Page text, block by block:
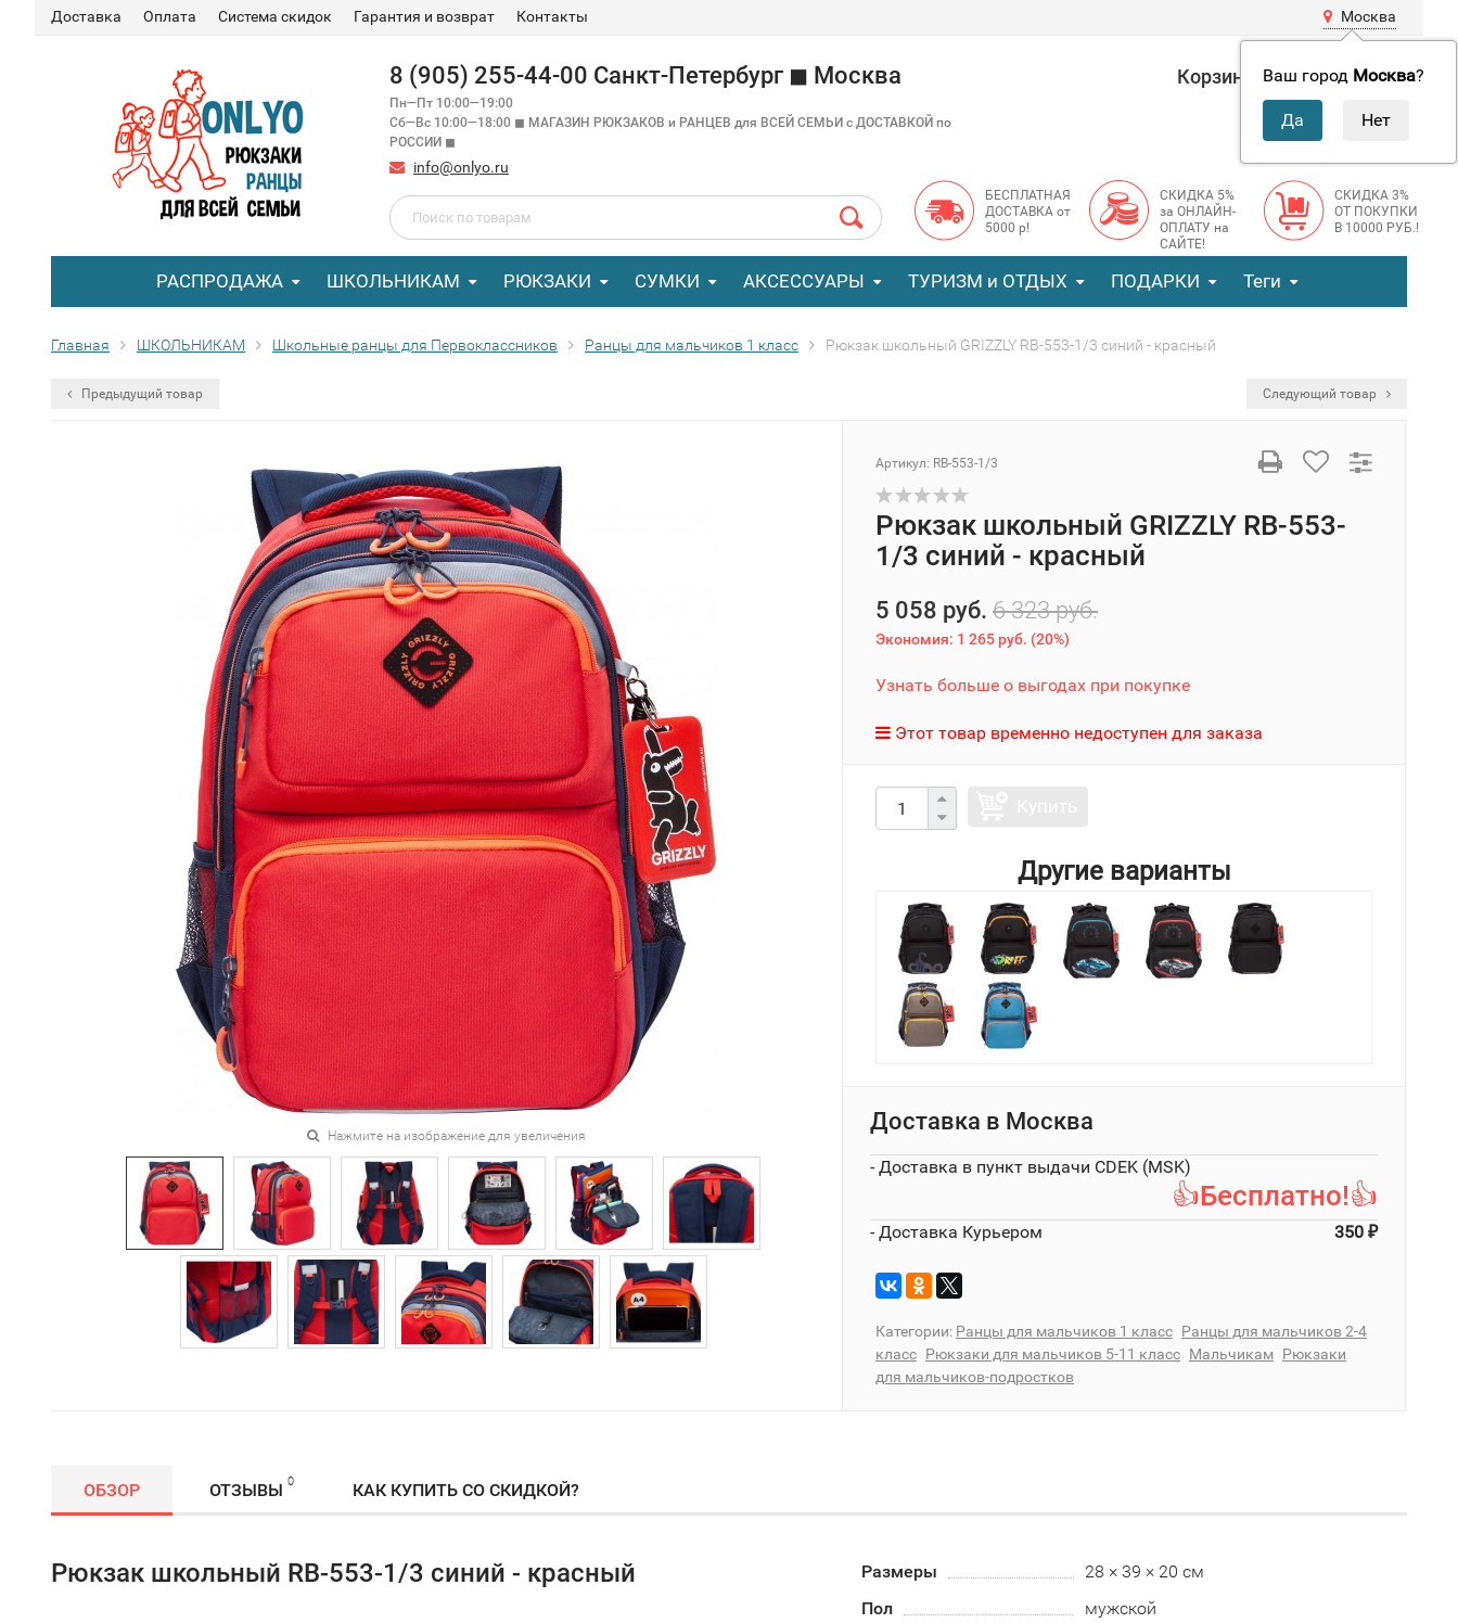
Доставка Оплата Система скидок Гарантия и возврат Контакты Москва
Ваш город Москва?
8 (905) 255-44-00 Санкт-Петербург ◼ Москва
Пн—Пт 10:00—19:00
Сб—Вс 10:00—18:00 ◼ МАГАЗИН РЮКЗАКОВ и РАНЦЕВ для ВСЕЙ СЕМЬИ с ДОСТАВКОЙ по
РОССИИ ◼
info@onlyo.ru
Корзина 0 0 руб.
БЕСПЛАТНАЯ
ДОСТАВКА от
5000 р!
СКИДКА 5%
за ОНЛАЙН-
ОПЛАТУ на
САЙТЕ!
СКИДКА 3%
ОТ ПОКУПКИ
В 10000 РУБ.!
РАСПРОДАЖА ШКОЛЬНИКАМ РЮКЗАКИ СУМКИ АКСЕССУАРЫ ТУРИЗМ и ОТДЫХ ПОДАРКИ Теги
Главная ШКОЛЬНИКАМ Школьные ранцы для Первоклассников Ранцы для мальчиков 1 класс Рюкзак школьный GRIZZLY RB-553-1/3 синий - красный
Предыдущий товар Следующий товар
Нажмите на изображение для увеличения
Артикул: RB-553-1/3
Рюкзак школьный GRIZZLY RB-553-
1/3 синий - красный
5 058 руб. 6 323 руб.
Экономия: 1 265 руб. (20%)
Узнать больше о выгодах при покупке
Этот товар временно недоступен для заказа
Другие варианты
Доставка в Москва
- Доставка в пункт выдачи CDEK (MSK)
👍Бесплатно!👍
- Доставка Курьером 350 ₽
Категории: Ранцы для мальчиков 1 класс Ранцы для мальчиков 2-4
класс Рюкзаки для мальчиков 5-11 класс Мальчикам Рюкзаки
для мальчиков-подростков
ОБЗОР ОТЗЫВЫ 0 КАК КУПИТЬ СО СКИДКОЙ?
Рюкзак школьный RB-553-1/3 синий - красный Размеры
28 × 39 × 20 см
Пол
мужской